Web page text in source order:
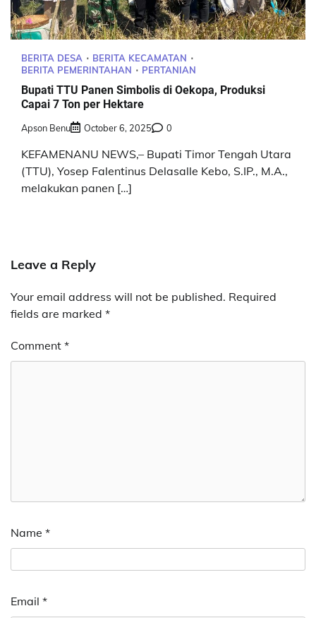
BERITA DESA
BERITA KECAMATAN
BERITA PEMERINTAHAN
PERTANIAN
Bupati TTU Panen Simbolis di Oekopa, Produksi
Capai 7 Ton per Hektare
Apson Benu October 6, 2025 0
KEFAMENANU NEWS,– Bupati Timor Tengah Utara
(TTU), Yosep Falentinus Delasalle Kebo, S.IP., M.A.,
melakukan panen […]
Leave a Reply
Your email address will not be published. Required
fields are marked *
Comment *
Name *
Email *